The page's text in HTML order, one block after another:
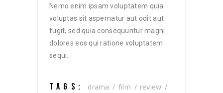
Nemo enim ipsam voluptatem quia
voluptas sit aspernatur aut odit aut
fugit, sed quia consequuntur magni
dolores eos qui ratione voluptatem
sequi.
TAGS: drama film
review